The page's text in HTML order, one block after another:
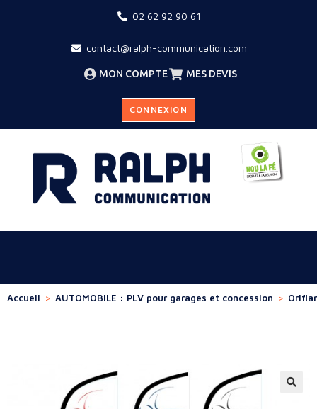
02 62 92 90 61
contact@ralph-communication.com
MON COMPTE MES DEVIS
CONNEXION
Accueil > AUTOMOBILE : PLV pour garages et concession >